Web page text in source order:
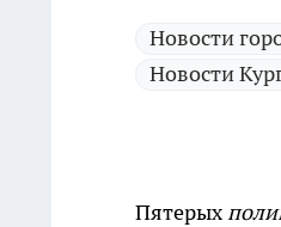
Новости
Новости
Пятерых